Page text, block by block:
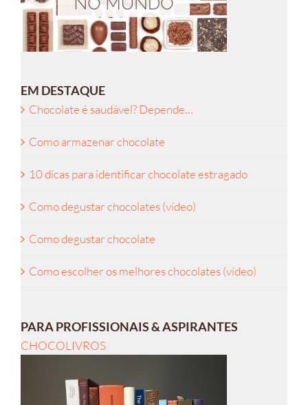
EM DESTAQUE
Chocolate é saudável? Depende…
Como armazenar chocolate
10 dicas para identificar chocolate estragado
Como degustar chocolates (vídeo)
Como degustar chocolate
Como escolher os melhores chocolates (vídeo)
PARA PROFISSIONAIS & ASPIRANTES
CHOCOLIVROS